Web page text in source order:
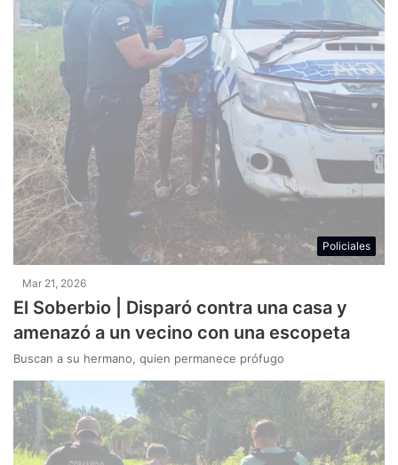
Policiales
Mar 21, 2026
El Soberbio | Disparó contra una casa y
amenazó a un vecino con una escopeta
Buscan a su hermano, quien permanece prófugo